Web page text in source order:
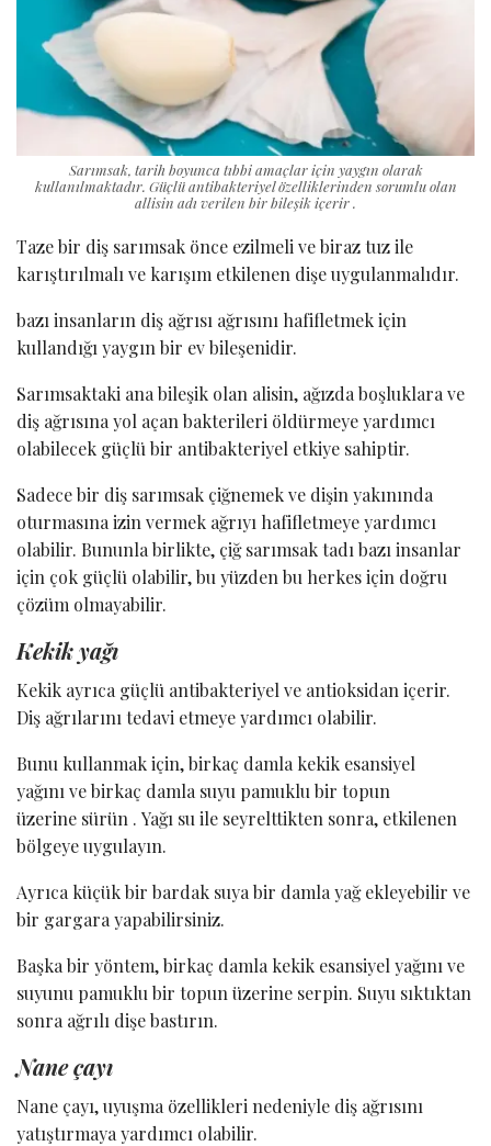
Sarımsak, tarih boyunca tıbbi amaçlar için yaygın olarak
kullanılmaktadır. Güçlü antibakteriyel özelliklerinden sorumlu olan
allisin adı verilen bir bileşik içerir .
Taze bir diş sarımsak önce ezilmeli ve biraz tuz ile
karıştırılmalı ve karışım etkilenen dişe uygulanmalıdır.
bazı insanların diş ağrısı ağrısını hafifletmek için
kullandığı yaygın bir ev bileşenidir.
Sarımsaktaki ana bileşik olan alisin, ağızda boşluklara ve
diş ağrısına yol açan bakterileri öldürmeye yardımcı
olabilecek güçlü bir antibakteriyel etkiye sahiptir.
Sadece bir diş sarımsak çiğnemek ve dişin yakınında
oturmasına izin vermek ağrıyı hafifletmeye yardımcı
olabilir. Bununla birlikte, çiğ sarımsak tadı bazı insanlar
için çok güçlü olabilir, bu yüzden bu herkes için doğru
çözüm olmayabilir.
Kekik yağı
Kekik ayrıca güçlü antibakteriyel ve antioksidan içerir.
Diş ağrılarını tedavi etmeye yardımcı olabilir.
Bunu kullanmak için, birkaç damla kekik esansiyel
yağını ve birkaç damla suyu pamuklu bir topun
üzerine sürün . Yağı su ile seyrelttikten sonra, etkilenen
bölgeye uygulayın.
Ayrıca küçük bir bardak suya bir damla yağ ekleyebilir ve
bir gargara yapabilirsiniz.
Başka bir yöntem, birkaç damla kekik esansiyel yağını ve
suyunu pamuklu bir topun üzerine serpin. Suyu sıktıktan
sonra ağrılı dişe bastırın.
Nane çayı
Nane çayı, uyuşma özellikleri nedeniyle diş ağrısını
yatıştırmaya yardımcı olabilir.